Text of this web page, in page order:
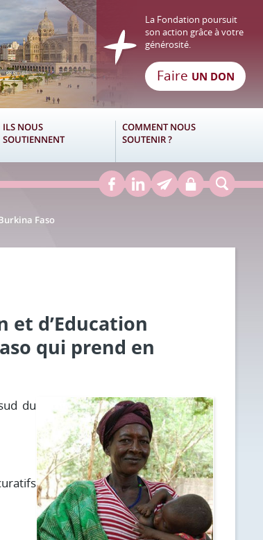
La Fondation poursuit
son action grâce à votre
générosité.
Faire UN DON
ILS NOUS
SOUTIENNENT
COMMENT NOUS
SOUTENIR ?
Faso
et d’Education
qui prend en
du